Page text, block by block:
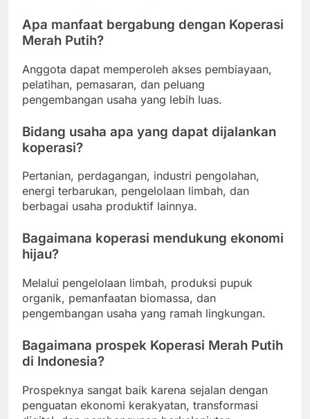
Apa manfaat bergabung dengan Koperasi
Merah Putih?
Anggota dapat memperoleh akses pembiayaan,
pelatihan, pemasaran, dan peluang
pengembangan usaha yang lebih luas.
Bidang usaha apa yang dapat dijalankan
koperasi?
Pertanian, perdagangan, industri pengolahan,
energi terbarukan, pengelolaan limbah, dan
berbagai usaha produktif lainnya.
Bagaimana koperasi mendukung ekonomi
hijau?
Melalui pengelolaan limbah, produksi pupuk
organik, pemanfaatan biomassa, dan
pengembangan usaha yang ramah lingkungan.
Bagaimana prospek Koperasi Merah Putih
di Indonesia?
Prospeknya sangat baik karena sejalan dengan
penguatan ekonomi kerakyatan, transformasi